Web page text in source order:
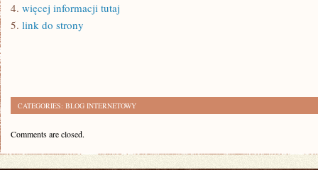
4. więcej informacji tutaj
5. link do strony
CATEGORIES: BLOG INTERNETOWY
Comments are closed.